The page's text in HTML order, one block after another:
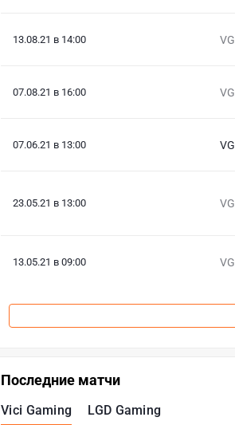
13.08.21 в 14:00 VG
07.08.21 в 16:00 VG
07.06.21 в 13:00 VG
23.05.21 в 13:00 VG
13.05.21 в 09:00 VG
Последние матчи
Vici Gaming LGD Gaming